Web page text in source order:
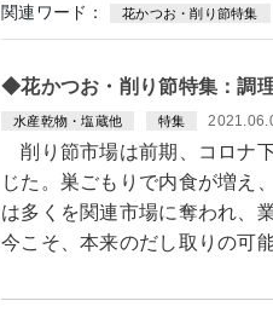
関連ワード： 花かつお・削り節特集
◆花かつお・削り節特集：調
水産乾物・塩蔵他 特集
削り節市場は前期、コロナ
じた。巣ごもりで内食が増え
は多くを関連市場に奪われ、
今こそ、本来のだし取りの可